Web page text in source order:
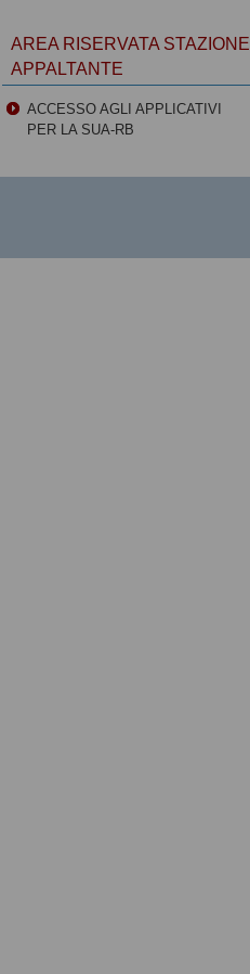
AREA RISERVATA STAZIONE
APPALTANTE
ACCESSO AGLI APPLICATIVI
PER LA SUA-RB